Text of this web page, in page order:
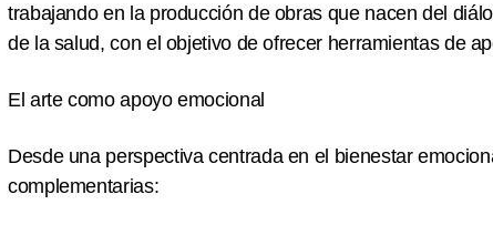
trabajando en la producción de obras que nacen del
de la salud, con el objetivo de ofrecer herramientas de
El arte como apoyo emocional
Desde una perspectiva centrada en el bienestar
complementarias: